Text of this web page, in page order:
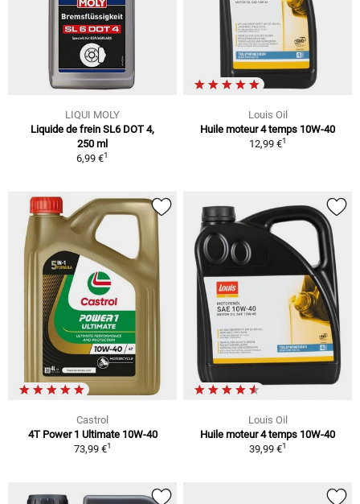
LIQUI MOLY
Liquide de frein SL6 DOT 4,
250 ml
6,99 €1
Louis Oil
Huile moteur 4 temps 10W-40
12,99 €1
Castrol
4T Power 1 Ultimate 10W-40
73,99 €1
Louis Oil
Huile moteur 4 temps 10W-40
39,99 €1